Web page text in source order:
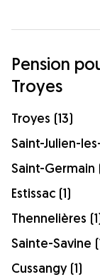
Pension
Troyes
Troyes (13)
Saint-Julien-
Saint-Germain
Estissac (1)
Thennelières
Sainte-Savine
Cussangy (1)